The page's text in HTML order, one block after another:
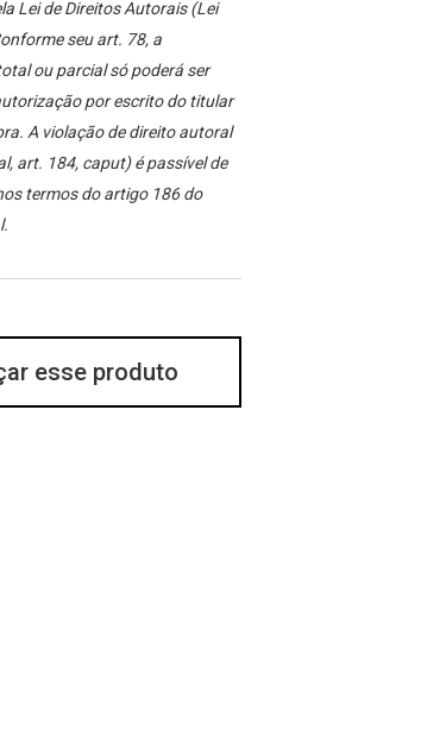
Lei de Direitos Autorais (Lei
seu art. 78, a
ou parcial só poderá ser
por escrito do titular
A violação de direito autoral
art. 184, caput) é passível de
termos do artigo 186 do
esse produto